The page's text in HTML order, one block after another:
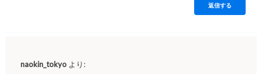
返信する
naokin_tokyo より: